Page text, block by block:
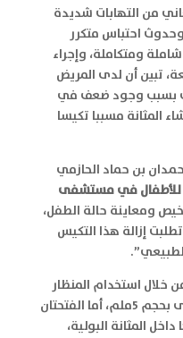
من التهابات شديدة
احتباس متكرر
ومتكاملة، وإجراء
تبين أن لدى المريض
بسبب وجود ضعف في
المثانة مسببا تكيسا
بن حماد الحازمي
للأطفال في مستشفى
ومعاينة حالة الطفل،
إزالة هذا التكيس
خلال استخدام المنظار
الجراحي، وذلك عبر 3 فتحات، الأولى بحجم 5ملم، أما الفتحتان
وجميعها داخل المثانة البولية،